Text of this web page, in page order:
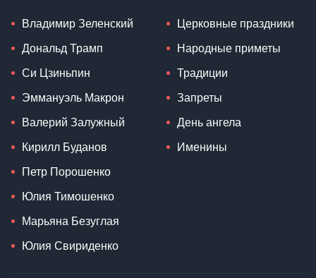
Владимир Зеленский
Дональд Трамп
Си Цзиньпин
Эммануэль Макрон
Валерий Залужный
Кирилл Буданов
Петр Порошенко
Юлия Тимошенко
Марьяна Безуглая
Юлия Свириденко
Церковные праздники
Народные приметы
Традиции
Запреты
День ангела
Именины